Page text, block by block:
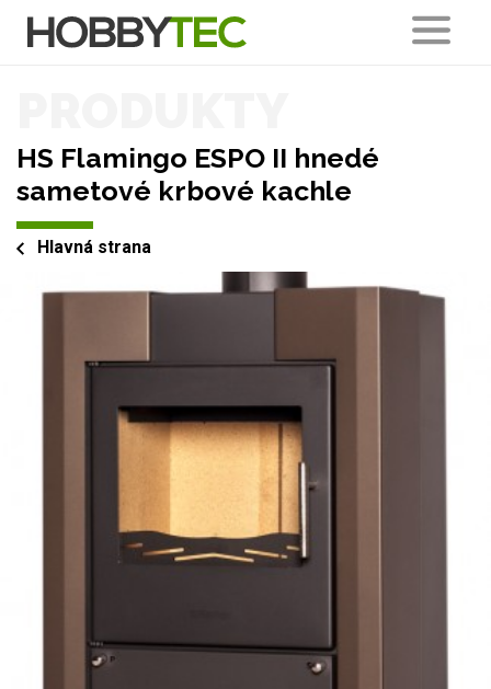
HS Flamingo ESPO II hnedé
sametové krbové kachle
Hlavná strana